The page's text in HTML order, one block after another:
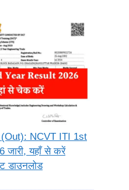
NCVT ITI 1st
जारी, यहाँ से करें
डाउनलोड